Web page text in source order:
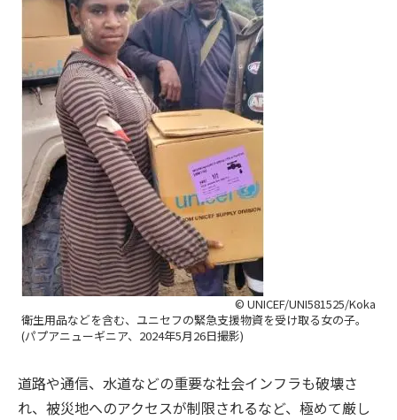
© UNICEF/UNI581525/Koka
衛生用品などを含む、ユニセフの緊急支援物資を受け取る女の子。
(パプアニューギニア、2024年5月26日撮影)
道路や通信、水道などの重要な社会インフラも破壊さ
れ、被災地へのアクセスが制限されるなど、極めて厳し